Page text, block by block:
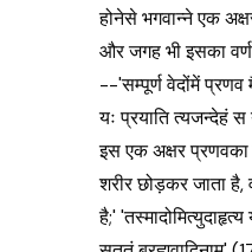
होनेसे भगवान्ने एक
और जगह भी इसका
--'सम्पूर्ण वेदोंमें प्रणव
यः प्रयाति त्यजन्देहं
इस एक अक्षर
शरीर छोड़कर जाता है,
है;' 'तस्मादोमित्युदाहृत्य